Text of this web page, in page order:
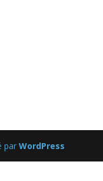
parWordPress